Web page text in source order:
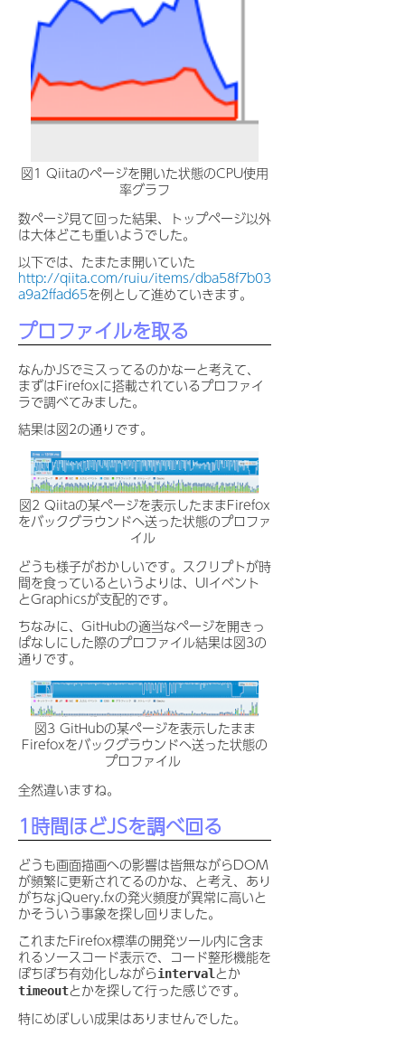
図1 Qiitaのページを開いた状態のCPU使用
率グラフ
数ページ見て回った結果、トップページ以外
は大体どこも重いようでした。
以下では、たまたま開いていた
http://qiita.com/ruiu/items/dba58f7b03
a9a2ffad65を例として進めていきます。
プロファイルを取る
なんかJSでミスってるのかなーと考えて、
まずはFirefoxに搭載されているプロファイ
ラで調べてみました。
結果は図2の通りです。
図2 Qiitaの某ページを表示したままFirefox
をバックグラウンドへ送った状態のプロファ
イル
どうも様子がおかしいです。スクリプトが時
間を食っているというよりは、UIイベント
とGraphicsが支配的です。
ちなみに、GitHubの適当なページを開きっ
ぱなしにした際のプロファイル結果は図3の
通りです。
図3 GitHubの某ページを表示したまま
Firefoxをバックグラウンドへ送った状態の
プロファイル
全然違いますね。
1時間ほどJSを調べ回る
どうも画面描画への影響は皆無ながらDOM
が頻繁に更新されてるのかな、と考え、あり
がちなjQuery.fxの発火頻度が異常に高いと
かそういう事象を探し回りました。
これまたFirefox標準の開発ツール内に含ま
れるソースコード表示で、コード整形機能を
ぽちぽち有効化しながらintervalとか
timeoutとかを探して行った感じです。
特にめぼしい成果はありませんでした。